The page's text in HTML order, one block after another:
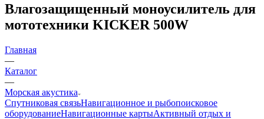
Влагозащищенный моноусилитель для
мототехники KICKER 500W
Главная
—
Каталог
—
Морская акустика
Спутниковая связьНавигационное и рыбопоисковое
оборудованиеНавигационные картыАктивный отдых и